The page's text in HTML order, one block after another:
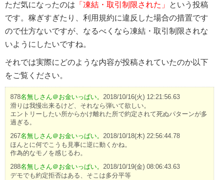
ただ気になったのは 「凍結・取引制限された」
という投稿
です。稼ぎすぎたり、利用規約に違反した場合の措置です
ので仕方ないですが、なるべくなら凍結・取引制限されな
いようにしたいですね。
それでは実際にどのような内容が投稿されていたのか以下
をご覧ください。
878名無しさん＠お金いっぱい。 2018/10/16(火) 12:21:56.63
滑りは我慢出来るけど、それなら弾いて欲しい。
エントリーしたい所からかけ離れた所で約定されて死ぬパターンが多
過ぎる。
267名無しさん＠お金いっぱい。 2018/10/18(木) 22:56:44.78
ほんとに何でこうも見事に逆に動くかね。
作為的なモノを感じるわ。
288名無しさん＠お金いっぱい。 2018/10/19(金) 08:06:43.63
デモでも約定拒否はある、そこは多分平等